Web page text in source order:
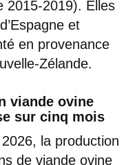
2015-2019). Elles
et
en provenance
Zélande.
viande ovine
sur cinq mois
la production
de viande ovine